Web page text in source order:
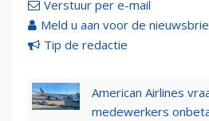
Verstuur per e-mail
Meld u aan voor de
Tip de redactie
American Airlines
medewerkers